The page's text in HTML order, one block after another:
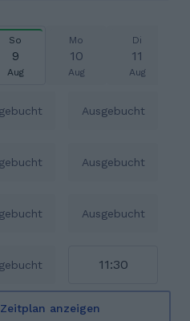
So
9
Aug
Mo
10
Aug
Di
11
Aug
Ausgebucht
Ausgebucht
Ausgebucht
11:30
anzeigen